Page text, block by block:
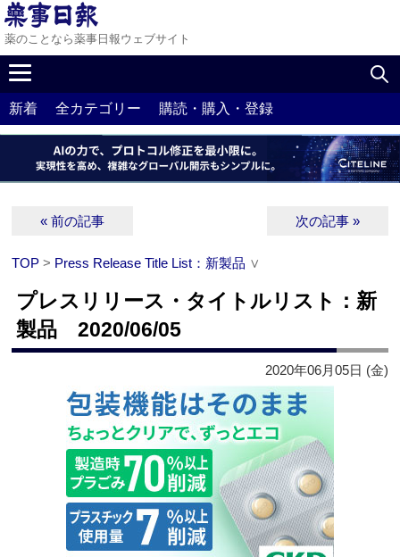
薬のことなら薬事日報ウェブサイト
新着 全カテゴリー 購読・購入・登録
« 前の記事 次の記事 »
TOP > Press Release Title List：新製品 ∨
プレスリリース・タイトルリスト：新
製品 2020/06/05
2020年06月05日 (金)